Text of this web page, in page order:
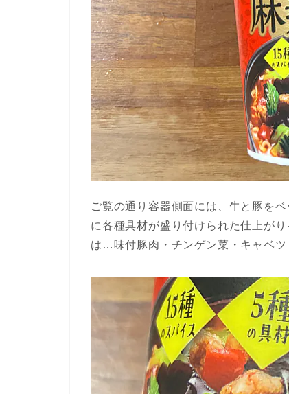
ご覧の通り容器側面には、牛と豚を
に各種具材が盛り付けられた仕上が
は…味付豚肉・チンゲン菜・キャベツ